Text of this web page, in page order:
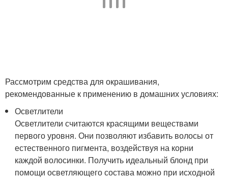
Рассмотрим средства для окрашивания,
рекомендованные к применению в домашних условиях:
Осветлители
Осветлители считаются красящими веществами
первого уровня. Они позволяют избавить волосы от
естественного пигмента, воздействуя на корни
каждой волосинки. Получить идеальный блонд при
помощи осветляющего состава можно при исходной